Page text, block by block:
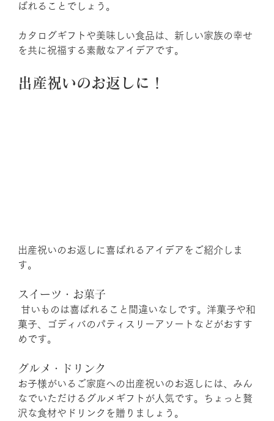
ばれることでしょう。
カタログギフトや美味しい食品は、新しい家族の幸せ
を共に祝福する素敵なアイデアです。
出産祝いのお返しに！
出産祝いのお返しに喜ばれるアイデアをご紹介しま
す。
スイーツ・お菓子
菓子、ゴディバのパティスリーアソートなどがおすす
めです。
グルメ・ドリンク
お子様がいるご家庭への出産祝いのお返しには、みん
なでいただけるグルメギフトが人気です。ちょっと贅
沢な食材やドリンクを贈りましょう。